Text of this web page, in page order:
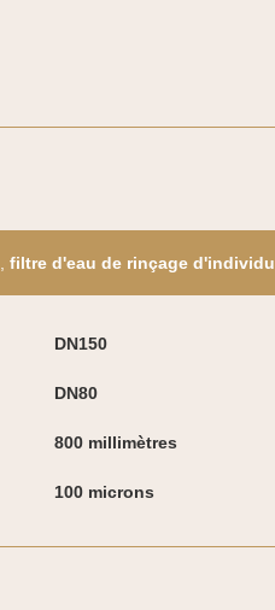
filtre d'eau de rinçage d'individu
DN150
DN80
800 millimètres
100 microns